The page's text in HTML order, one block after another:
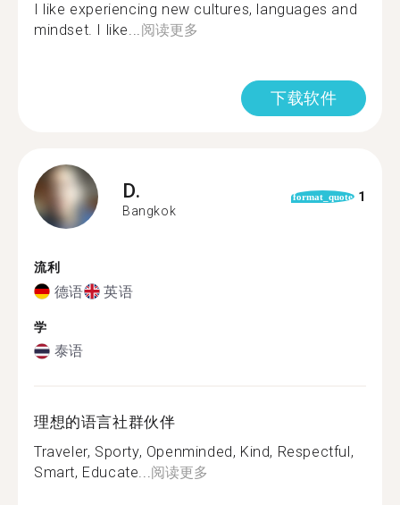
I like experiencing new cultures, languages and
mindset. I like...阅读更多
下载软件
D.
Bangkok
format_quote 1
流利
德语 英语
学
泰语
理想的语言社群伙伴
Traveler, Sporty, Openminded, Kind, Respectful,
Smart, Educate...阅读更多